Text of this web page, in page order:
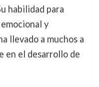
habilidad para
y
llevado a muchos a
en el desarrollo de